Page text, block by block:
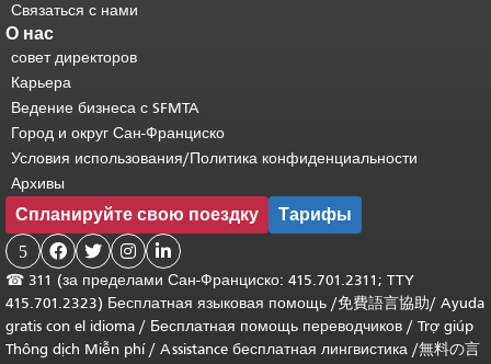
Связаться с нами
О нас
совет директоров
Карьера
Ведение бизнеса с SFMTA
Город и округ Сан-Франциско
Условия использования/Политика конфиденциальности
Архивы
Спланируйте свою поездку Тарифы
5    
☎ 311 (за пределами Сан-Франциско: 415.701.2311; TTY
415.701.2323) Бесплатная языковая помощь /免費語言協助/ Ayuda
gratis con el idioma / Бесплатная помощь переводчиков / Trợ giúp
Thông dịch Miễn phí/ Assistance бесплатная лингвистика /無料の言